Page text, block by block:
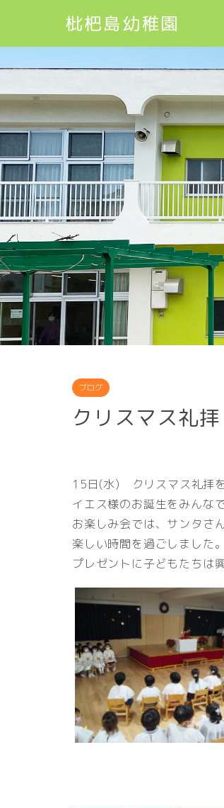
枇杷島幼稚園
ブログ
クリスマス礼
15日(水) クリスマス礼拝を
イエス様のお誕生をみんな
お楽しみ会では、サンタさ
楽しい時間を過ごしました。
プレゼントに子どもたちは